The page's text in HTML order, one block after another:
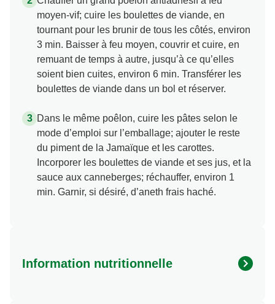
moyen-vif; cuire les boulettes de viande, en
tournant pour les brunir de tous les côtés, environ
3 min. Baisser à feu moyen, couvrir et cuire, en
remuant de temps à autre, jusqu’à ce qu’elles
soient bien cuites, environ 6 min. Transférer les
boulettes de viande dans un bol et réserver.
Dans le même poêlon, cuire les pâtes selon le
mode d’emploi sur l’emballage; ajouter le reste
du piment de la Jamaïque et les carottes.
Incorporer les boulettes de viande et ses jus, et la
sauce aux canneberges; réchauffer, environ 1
min. Garnir, si désiré, d’aneth frais haché.
Information nutritionnelle